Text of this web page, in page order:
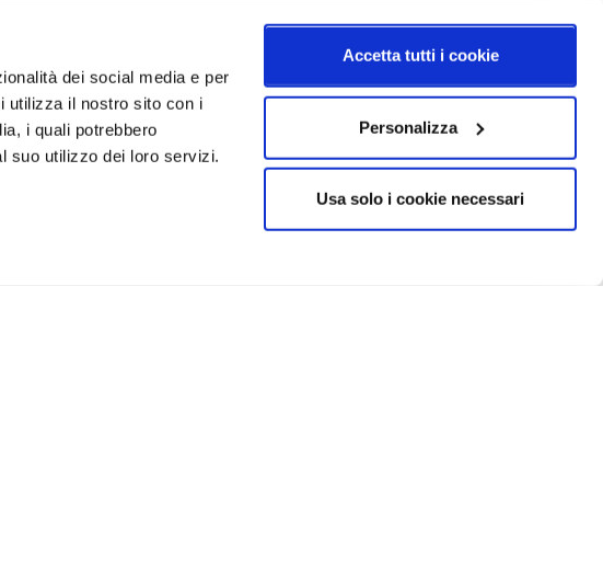
dei social media e per
utilizza il nostro sito con i
i quali potrebbero
suo utilizzo dei loro servizi.
Accetta tutti i cookie
Personalizza
Usa solo i cookie necessari